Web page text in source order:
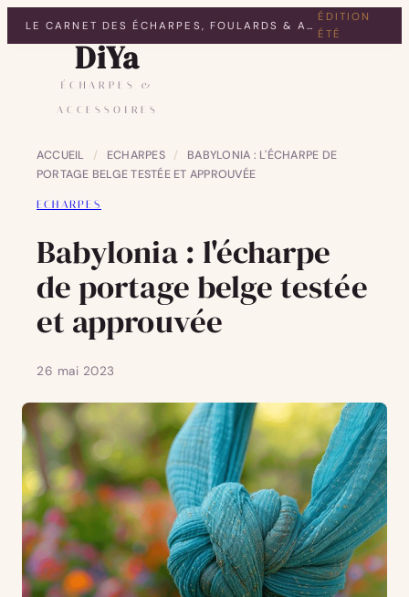
LE CARNET DES ÉCHARPES, FOULARDS & ACCESSOIRES
ÉDITION
ÉTÉ
DiYa
ÉCHARPES &
ACCESSOIRES
ACCUEIL / ECHARPES /
BABYLONIA : L'ÉCHARPE DE
PORTAGE BELGE TESTÉE ET APPROUVÉE
ECHARPES
Babylonia : l'écharpe
de portage belge testée
et approuvée
26 mai 2023